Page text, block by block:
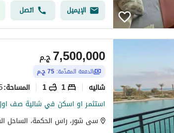
الإيميل اتصل
ج.م7,500,000
الدفعة المقدّمة: 75 ج.م
شاليه 1
1 المساحة:
سى شور، راس الحكمة، الساحل